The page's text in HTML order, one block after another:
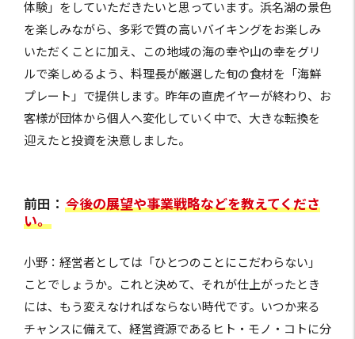
体験」をしていただきたいと思っています。浜名湖の景色
を楽しみながら、多彩で質の高いバイキングをお楽しみ
いただくことに加え、この地域の海の幸や山の幸をグリ
ルで楽しめるよう、料理長が厳選した旬の食材を「海鮮
プレート」で提供します。昨年の直虎イヤーが終わり、お
客様が団体から個人へ変化していく中で、大きな転換を
迎えたと投資を決意しました。
前田： 今後の展望や事業戦略などを教えてくださ
い。
小野：経営者としては「ひとつのことにこだわらない」
ことでしょうか。これと決めて、それが仕上がったとき
には、もう変えなければならない時代です。いつか来る
チャンスに備えて、経営資源であるヒト・モノ・コトに分